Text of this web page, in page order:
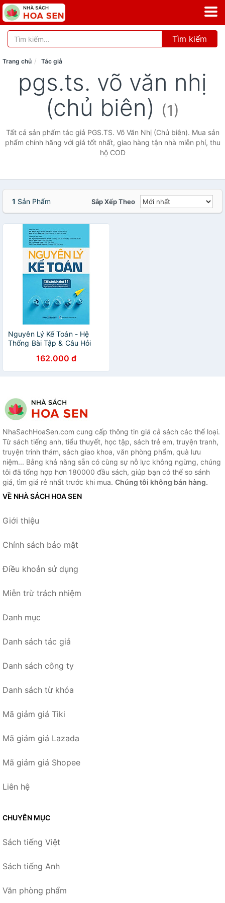
Tìm kiếm
Trang chủ Tác giả
pgs.ts. võ văn nhị
(chủ biên) (1)
Tất cả sản phẩm tác giả PGS.TS. Võ Văn Nhị (Chủ biên). Mua sản
phẩm chính hãng với giá tốt nhất, giao hàng tận nhà miễn phí, thu
hộ COD
1 Sản Phẩm Sắp Xếp Theo
Nguyên Lý Kế Toán - Hệ
Thống Bài Tập & Câu Hỏi
162.000 đ
NhaSachHoaSen.com cung cấp thông tin giá cả sách các thể loại.
Từ sách tiếng anh, tiểu thuyết, học tập, sách trẻ em, truyện tranh,
truyện trinh thám, sách giao khoa, văn phòng phẩm, quà lưu
niệm... Bằng khả năng sẵn có cùng sự nỗ lực không ngừng, chúng
tôi đã tổng hợp hơn 180000 đầu sách, giúp bạn có thể so sánh
giá, tìm giá rẻ nhất trước khi mua. Chúng tôi không bán hàng.
VỀ NHÀ SÁCH HOA SEN
Giới thiệu
Chính sách bảo mật
Điều khoản sử dụng
Miễn trừ trách nhiệm
Danh mục
Danh sách tác giả
Danh sách công ty
Danh sách từ khóa
Mã giảm giá Tiki
Mã giảm giá Lazada
Mã giảm giá Shopee
Liên hệ
CHUYÊN MỤC
Sách tiếng Việt
Sách tiếng Anh
Văn phòng phẩm